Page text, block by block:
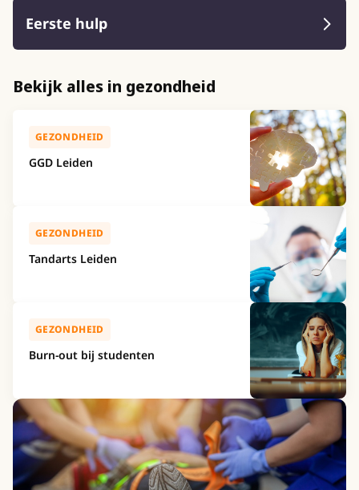
Eerste hulp
Bekijk alles in gezondheid
GEZONDHEID
GGD Leiden
GEZONDHEID
Tandarts Leiden
GEZONDHEID
Burn-out bij studenten